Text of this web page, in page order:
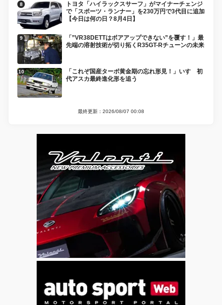
トヨタ「ハイラックスサーフ」がマイナーチェンジ
で「スポーツ・ランナー」を230万円で3代目に追加
【今日は何の日？8月4日】
「”VR38DETTはボアアップできない”を覆す！」最
先端の溶射技術が切り拓くR35GT-Rチューンの未来
「これぞ国産ターボ黄金期の忘れ形見！」いすゞ初
代アスカ最終進化形を追う
最終更新：2026/08/07 00:08